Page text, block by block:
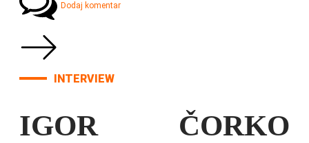
Dodaj komentar
INTERVIEW
IGOR ČORKO